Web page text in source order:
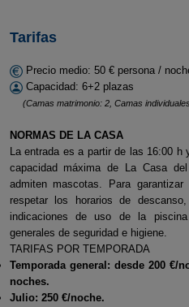
Tarifas
Precio medio: 50 € persona /
Capacidad: 6+2 plazas
(Camas matrimonio: 2, Camas
NORMAS DE LA CASA
La entrada es a partir de las 16:00
capacidad máxima de La Casa
admiten mascotas. Para
respetar los horarios de
indicaciones de uso de la
generales de seguridad e higiene.
TARIFAS POR TEMPORADA
Temporada general: desde 200 €/
noches.
Julio: 250 €/noche.